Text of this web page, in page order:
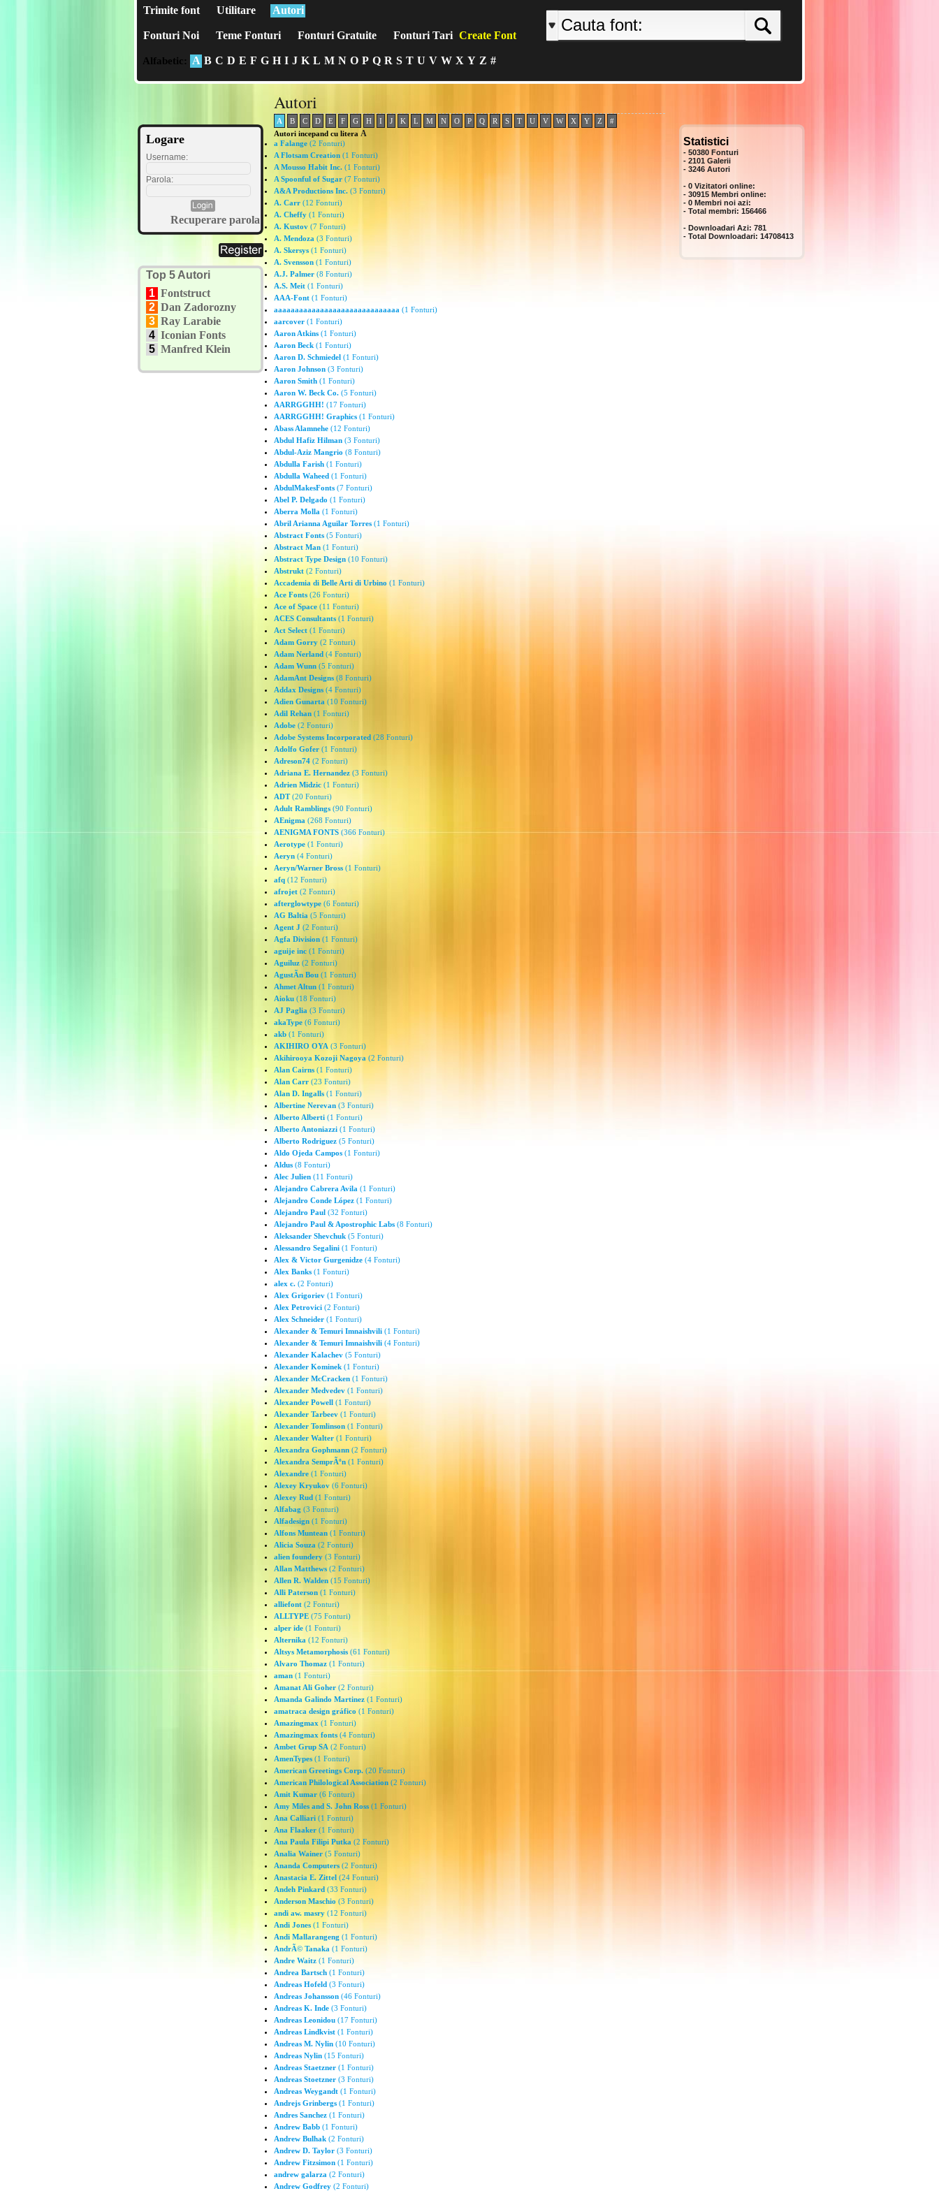
Trimite font Utilitare Autori
Fonturi Noi Teme Fonturi Fonturi Gratuite Fonturi Tari Create Font
Alfabetic: A B C D E F G H I J K L M N O P Q R S T U V W X Y Z #
Logare
Username:
Parola:
Recuperare parola
Top 5 Autori
1 Fontstruct
2 Dan Zadorozny
3 Ray Larabie
4 Iconian Fonts
5 Manfred Klein
Autori
A B C D E F G H I J K L M N O P Q R S T U V W X Y Z
#
Autori incepand cu litera A
a Falange (2 Fonturi)
A Flotsam Creation (1 Fonturi)
A Mousso Habit Inc. (1 Fonturi)
A Spoonful of Sugar (7 Fonturi)
A&A Productions Inc. (3 Fonturi)
A. Carr (12 Fonturi)
A. Cheffy (1 Fonturi)
A. Kustov (7 Fonturi)
A. Mendoza (3 Fonturi)
A. Skersys (1 Fonturi)
A. Svensson (1 Fonturi)
A.J. Palmer (8 Fonturi)
A.S. Meit (1 Fonturi)
AAA-Font (1 Fonturi)
aaaaaaaaaaaaaaaaaaaaaaaaaaaaaa (1 Fonturi)
aarcover (1 Fonturi)
Aaron Atkins (1 Fonturi)
Aaron Beck (1 Fonturi)
Aaron D. Schmiedel (1 Fonturi)
Aaron Johnson (3 Fonturi)
Aaron Smith (1 Fonturi)
Aaron W. Beck Co. (5 Fonturi)
AARRGGHH! (17 Fonturi)
AARRGGHH! Graphics (1 Fonturi)
Abass Alamnehe (12 Fonturi)
Abdul Hafiz Hilman (3 Fonturi)
Abdul-Aziz Mangrio (8 Fonturi)
Abdulla Farish (1 Fonturi)
Abdulla Waheed (1 Fonturi)
AbdulMakesFonts (7 Fonturi)
Abel P. Delgado (1 Fonturi)
Aberra Molla (1 Fonturi)
Abril Arianna Aguilar Torres (1 Fonturi)
Abstract Fonts (5 Fonturi)
Abstract Man (1 Fonturi)
Abstract Type Design (10 Fonturi)
Abstrukt (2 Fonturi)
Accademia di Belle Arti di Urbino (1 Fonturi)
Ace Fonts (26 Fonturi)
Ace of Space (11 Fonturi)
ACES Consultants (1 Fonturi)
Act Select (1 Fonturi)
Adam Gorry (2 Fonturi)
Adam Nerland (4 Fonturi)
Adam Wunn (5 Fonturi)
AdamAnt Designs (8 Fonturi)
Addax Designs (4 Fonturi)
Adien Gunarta (10 Fonturi)
Adil Rehan (1 Fonturi)
Adobe (2 Fonturi)
Adobe Systems Incorporated (28 Fonturi)
Adolfo Gofer (1 Fonturi)
Adreson74 (2 Fonturi)
Adriana E. Hernandez (3 Fonturi)
Adrien Midzic (1 Fonturi)
ADT(20 Fonturi)
Adult Ramblings (90 Fonturi)
AEnigma (268 Fonturi)
AENIGMA FONTS (366 Fonturi)
Aerotype (1 Fonturi)
Aeryn (4 Fonturi)
Aeryn/Warner Bross (1 Fonturi)
afq (12 Fonturi)
afrojet (2 Fonturi)
afterglowtype (6 Fonturi)
AG Baltia (5 Fonturi)
Agent J (2 Fonturi)
Agfa Division (1 Fonturi)
aguije inc (1 Fonturi)
Aguiluz (2 Fonturi)
AgustÃ­n Bou (1 Fonturi)
Ahmet Altun (1 Fonturi)
Aioku (18 Fonturi)
AJ Paglia (3 Fonturi)
akaType (6 Fonturi)
akb (1 Fonturi)
AKIHIRO OYA (3 Fonturi)
Akihirooya Kozoji Nagoya (2 Fonturi)
Alan Cairns (1 Fonturi)
Alan Carr (23 Fonturi)
Alan D. Ingalls (1 Fonturi)
Albertine Nerevan (3 Fonturi)
Alberto Alberti (1 Fonturi)
Alberto Antoniazzi (1 Fonturi)
Alberto Rodriguez (5 Fonturi)
Aldo Ojeda Campos (1 Fonturi)
Aldus (8 Fonturi)
Alec Julien (11 Fonturi)
Alejandro Cabrera Avila (1 Fonturi)
Alejandro Conde López (1 Fonturi)
Alejandro Paul (32 Fonturi)
Alejandro Paul & Apostrophic Labs (8 Fonturi)
Aleksander Shevchuk (5 Fonturi)
Alessandro Segalini (1 Fonturi)
Alex & Victor Gurgenidze (4 Fonturi)
Alex Banks (1 Fonturi)
alex c. (2 Fonturi)
Alex Grigoriev (1 Fonturi)
Alex Petrovici (2 Fonturi)
Alex Schneider (1 Fonturi)
Alexander & Temuri Imnaishvili (1 Fonturi)
Alexander & Temuri Imnaishvili (4 Fonturi)
Alexander Kalachev (5 Fonturi)
Alexander Kominek (1 Fonturi)
Alexander McCracken (1 Fonturi)
Alexander Medvedev (1 Fonturi)
Alexander Powell (1 Fonturi)
Alexander Tarbeev (1 Fonturi)
Alexander Tomlinson (1 Fonturi)
Alexander Walter (1 Fonturi)
Alexandra Gophmann (2 Fonturi)
Alexandra SemprÃºn (1 Fonturi)
Alexandre (1 Fonturi)
Alexey Kryukov (6 Fonturi)
Alexey Rud (1 Fonturi)
Alfabag (3 Fonturi)
Alfadesign (1 Fonturi)
Alfons Muntean (1 Fonturi)
Alicia Souza (2 Fonturi)
alien foundery (3 Fonturi)
Allan Matthews (2 Fonturi)
Allen R. Walden (15 Fonturi)
Alli Paterson (1 Fonturi)
alliefont (2 Fonturi)
ALLTYPE (75 Fonturi)
alper ide (1 Fonturi)
Alternika (12 Fonturi)
Altsys Metamorphosis (61 Fonturi)
Alvaro Thomaz (1 Fonturi)
aman (1 Fonturi)
Amanat Ali Goher (2 Fonturi)
Amanda Galindo Martinez (1 Fonturi)
amatraca design gráfico (1 Fonturi)
Amazingmax (1 Fonturi)
Amazingmax fonts (4 Fonturi)
Ambet Grup SA (2 Fonturi)
AmenTypes (1 Fonturi)
American Greetings Corp. (20 Fonturi)
American Philological Association (2 Fonturi)
Amit Kumar (6 Fonturi)
Amy Miles and S. John Ross (1 Fonturi)
Ana Calliari (1 Fonturi)
Ana Flaaker (1 Fonturi)
Ana Paula Filipi Putka (2 Fonturi)
Analia Wainer (5 Fonturi)
Ananda Computers (2 Fonturi)
Anastacia E. Zittel (24 Fonturi)
Andeh Pinkard (33 Fonturi)
Anderson Maschio (3 Fonturi)
andi aw. masry (12 Fonturi)
Andi Jones (1 Fonturi)
Andi Mallarangeng (1 Fonturi)
AndrÃ© Tanaka (1 Fonturi)
Andre Waitz (1 Fonturi)
Andrea Bartsch (1 Fonturi)
Andreas Hofeld (3 Fonturi)
Andreas Johansson (46 Fonturi)
Andreas K. Inde (3 Fonturi)
Andreas Leonidou (17 Fonturi)
Andreas Lindkvist (1 Fonturi)
Andreas M. Nylin (10 Fonturi)
Andreas Nylin (15 Fonturi)
Andreas Staetzner (1 Fonturi)
Andreas Stoetzner (3 Fonturi)
Andreas Weygandt (1 Fonturi)
Andrejs Grinbergs (1 Fonturi)
Andres Sanchez (1 Fonturi)
Andrew Babb (1 Fonturi)
Andrew Bulhak (2 Fonturi)
Andrew D. Taylor (3 Fonturi)
Andrew Fitzsimon (1 Fonturi)
andrew galarza (2 Fonturi)
Andrew Godfrey (2 Fonturi)
Statistici
- 50380 Fonturi
- 2101 Galerii
- 3246 Autori
- 0 Vizitatori online:
- 30915 Membri online:
- 0 Membri noi azi:
- Total membri: 156466
- Downloadari Azi: 781
- Total Downloadari: 14708413